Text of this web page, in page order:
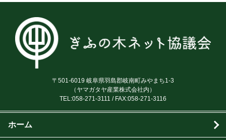
〒501-6019 岐阜県羽島郡岐南町みやまち1-3
（ヤマガタヤ産業株式会社内）
TEL:058-271-3111 / FAX:058-271-3116
ホーム